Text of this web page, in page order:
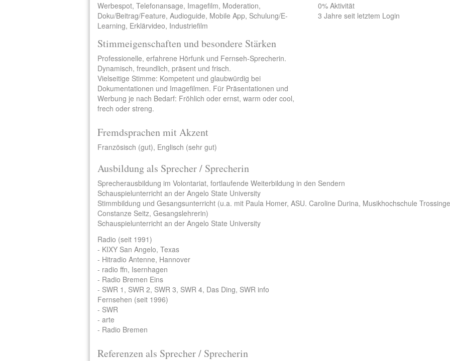
Werbespot, Telefonansage, Imagefilm, Moderation,
Doku/Beitrag/Feature, Audioguide, Mobile App, Schulung/E-
Learning, Erklärvideo, Industriefilm
Stimmeigenschaften und besondere Stärken
Professionelle, erfahrene Hörfunk und Fernseh-Sprecherin.
Dynamisch, freundlich, präsent und frisch.
Vielseitige Stimme: Kompetent und glaubwürdig bei
Dokumentationen und Imagefilmen. Für Präsentationen und
Werbung je nach Bedarf: Fröhlich oder ernst, warm oder cool,
frech oder streng.
Fremdsprachen mit Akzent
Französisch (gut), Englisch (sehr gut)
0% Aktivität
3 Jahre seit letztem Login
Ausbildung als Sprecher / Sprecherin
Sprecherausbildung im Volontariat, fortlaufende Weiterbildung in den Sendern
Schauspielunterricht an der Angelo State University
Stimmbildung und Gesangsunterricht (u.a. mit Paula Homer, ASU. Caroline Durina, Musikhochschule
Constanze Seitz, Gesangslehrerin)
Schauspielunterricht an der Angelo State University
Radio (seit 1991)
- KIXY San Angelo, Texas
- Hitradio Antenne, Hannover
- radio ffn, Isernhagen
- Radio Bremen Eins
- SWR 1, SWR 2, SWR 3, SWR 4, Das Ding, SWR info
Fernsehen (seit 1996)
- SWR
- arte
- Radio Bremen
Referenzen als Sprecher / Sprecherin